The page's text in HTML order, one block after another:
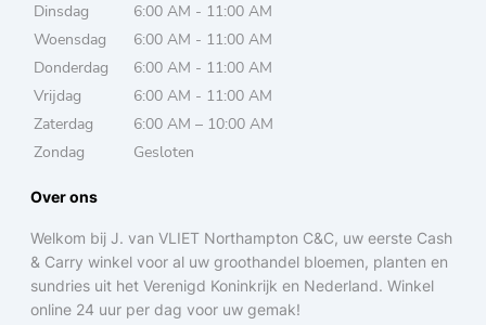
Dinsdag
6:00 AM - 11:00 AM
Woensdag
6:00 AM - 11:00 AM
Donderdag
6:00 AM - 11:00 AM
Vrijdag
6:00 AM - 11:00 AM
Zaterdag
6:00 AM – 10:00 AM
Zondag
Gesloten
Over ons
Welkom bij J. van VLIET Northampton C&C, uw eerste Cash
& Carry winkel voor al uw groothandel bloemen, planten en
sundries uit het Verenigd Koninkrijk en Nederland. Winkel
online 24 uur per dag voor uw gemak!